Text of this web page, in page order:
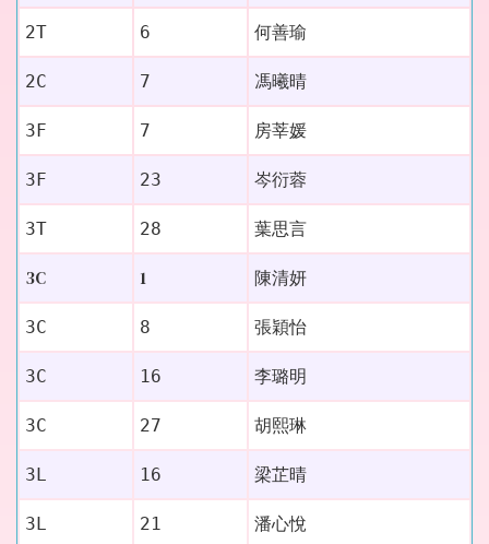
2T 6 何善瑜
2C 7 馮曦晴
3F 7 房莘媛
3F 23 岑衍蓉
3T 28 葉思言
3C 1 陳清妍
3C 8 張穎怡
3C 16 李璐明
3C 27 胡熙琳
3L 16 梁芷晴
3L 21 潘心悅